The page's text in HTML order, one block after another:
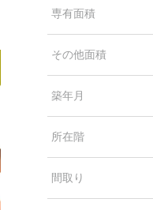
専有面積
その他面積
築年月
所在階
間取り